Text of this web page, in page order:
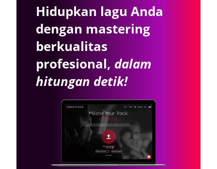
Hidupkan lagu Anda
dengan mastering
berkualitas
profesional, dalam
hitungan detik!